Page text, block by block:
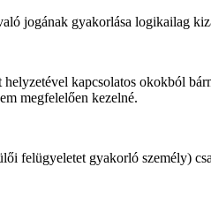
jogának gyakorlása logikailag
kapcsolatos okokból
megfelelően kezelné.
felügyeletet gyakorló személy)